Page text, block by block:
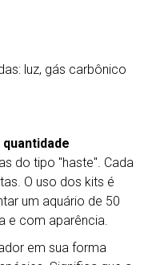
luz, gás carbônico
do tipo "haste". Cada
O uso dos kits é
um aquário de 50
e com aparência.
em sua forma